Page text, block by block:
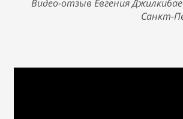
Видео-отзыв Евгения
Санкт-